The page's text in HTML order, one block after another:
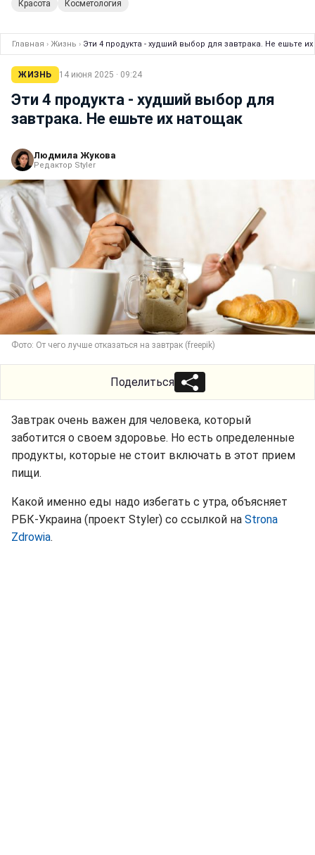
Красота Косметология
Главная › Жизнь › Эти 4 продукта - худший выбор для завтрака. Не ешьте
ЖИЗНЬ 14 июня 2025 · 09:24
Эти 4 продукта - худший выбор для
завтрака. Не ешьте их натощак
Людмила Жукова
Редактор Styler
Фото: От чего лучше отказаться на завтрак (freepik)
Поделиться
Завтрак очень важен для человека, который
заботится о своем здоровье. Но есть определенные
продукты, которые не стоит включать в этот прием
пищи.
Какой именно еды надо избегать с утра, объясняет
РБК-Украина (проект Styler) со ссылкой на Strona
Zdrowia.